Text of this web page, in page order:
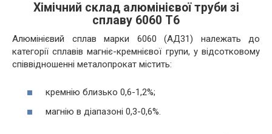
Хімічний склад алюмінієвої труби зі
сплаву 6060 Т6
Алюмінієвий сплав марки 6060 (АД31) належать до
категорії сплавів магніє-кремнієвої групи, у відсотковому
співвідношенні металопрокат містить:
кремнію близько 0,6-1,2%;
магнію в діапазоні 0,3-0,6%.